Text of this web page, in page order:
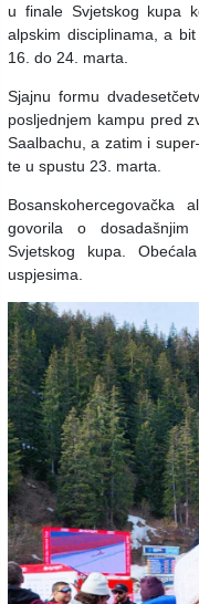
u finale Svjetskog kupa
alpskim disciplinama, a
16. do 24. marta.
Sjajnu formu
posljednjem kampu pred
Saalbachu, a zatim i
te u spustu 23. marta.
govorila o
Svjetskog kupa.
uspjesima.